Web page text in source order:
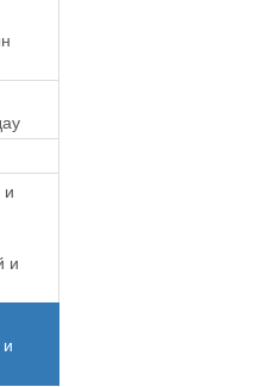
и